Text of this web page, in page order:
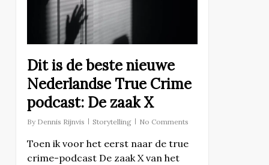
Dit is de beste nieuwe
Nederlandse True Crime
podcast: De zaak X
By Dennis Rijnvis Storytelling No Comments
Toen ik voor het eerst naar de true
crime-podcast De zaak X van het